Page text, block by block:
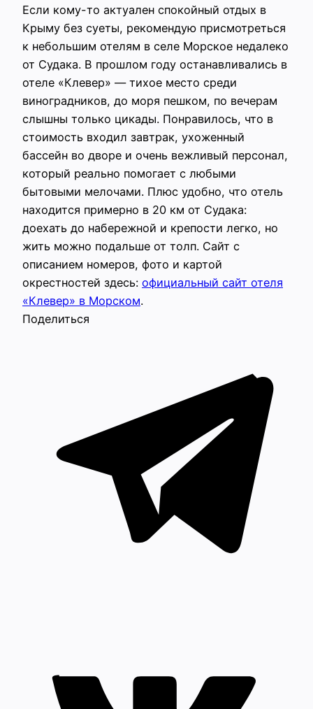
Если кому-то актуален спокойный отдых в
Крыму без суеты, рекомендую присмотреться
к небольшим отелям в селе Морское недалеко
от Судака. В прошлом году останавливались в
отеле «Клевер» — тихое место среди
виноградников, до моря пешком, по вечерам
слышны только цикады. Понравилось, что в
стоимость входил завтрак, ухоженный
бассейн во дворе и очень вежливый персонал,
который реально помогает с любыми
бытовыми мелочами. Плюс удобно, что отель
находится примерно в 20 км от Судака:
доехать до набережной и крепости легко, но
жить можно подальше от толп. Сайт с
описанием номеров, фото и картой
окрестностей здесь: официальный сайт отеля
«Клевер» в Морском.
Поделиться